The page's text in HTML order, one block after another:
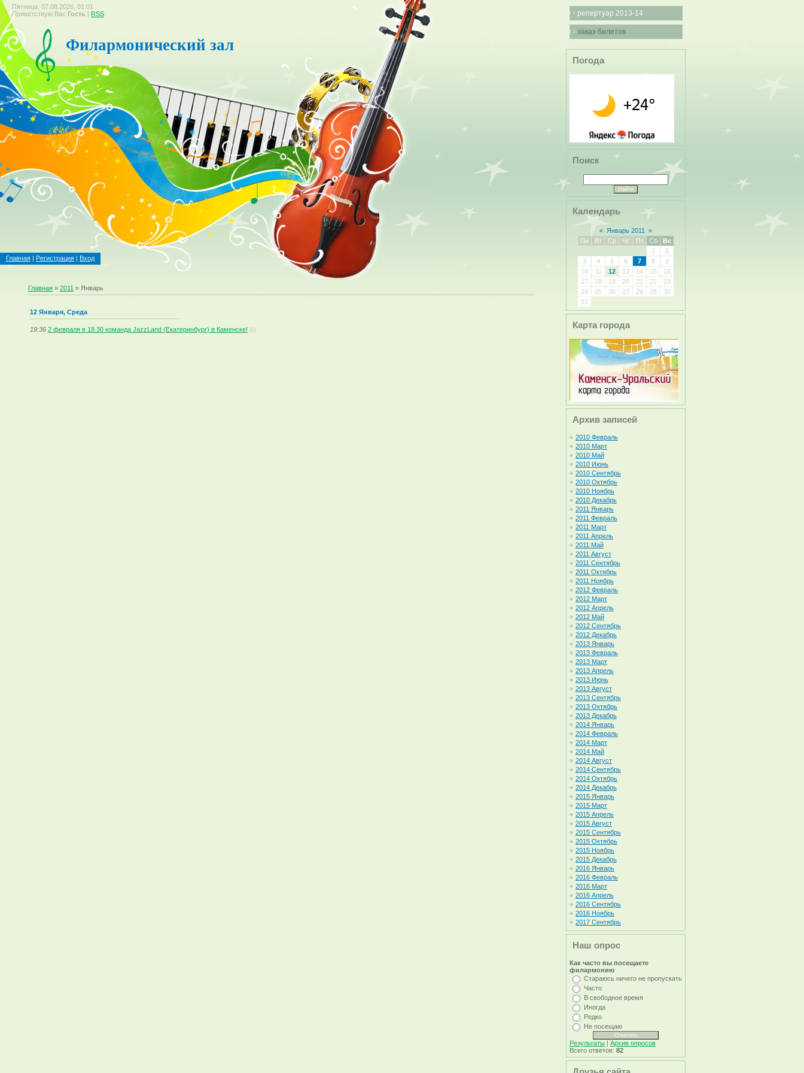
Пятница, 07.08.2026, 01:01
Приветствую Вас Гость | RSS
Филармонический зал
Главная | Регистрация | Вход
Главная »2011 » Январь
12 Января, Среда
19:36 2 февраля в 18.30 команда JazzLand (Екатеринбург) в Каменске! (0)
репертуар 2013-14
заказ билетов
Погода
Поиск
Календарь
« Январь 2011
»
Пн
Вт Ср Чт Пт Сб
Вс
1
2
3
4 5 6 7 8
9
10
11 12 13 14 15
16
17
18 19 20 21 22
23
24
25 26 27 28 29
30
31
Карта города
Архив записей
2010 Февраль
2010 Март
2010 Май
2010 Июнь
2010 Сентябрь
2010 Октябрь
2010 Ноябрь
2010 Декабрь
2011 Январь
2011 Февраль
2011 Март
2011 Апрель
2011 Май
2011 Август
2011 Сентябрь
2011 Октябрь
2011 Ноябрь
2012 Февраль
2012 Март
2012 Апрель
2012 Май
2012 Сентябрь
2012 Декабрь
2013 Январь
2013 Февраль
2013 Март
2013 Апрель
2013 Июнь
2013 Август
2013 Сентябрь
2013 Октябрь
2013 Декабрь
2014 Январь
2014 Февраль
2014 Март
2014 Май
2014 Август
2014 Сентябрь
2014 Октябрь
2014 Декабрь
2015 Январь
2015 Март
2015 Апрель
2015 Август
2015 Сентябрь
2015 Октябрь
2015 Ноябрь
2015 Декабрь
2016 Январь
2016 Февраль
2016 Март
2016 Апрель
2016 Сентябрь
2016 Ноябрь
2017 Сентябрь
Наш опрос
Как часто вы посещаете
филармонию
Стараюсь ничего не пропускать
Часто
В свободное время
Иногда
Редко
Не посещаю
Результаты | Архив опросов
Всего ответов: 82